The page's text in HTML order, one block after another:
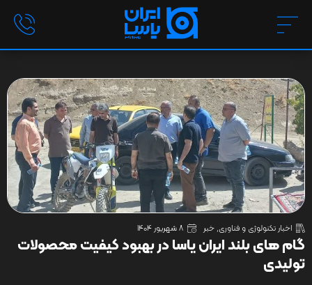
اخبار تکنولوژی و فناوری,خبر 8 شهریور 1404
گام های بلند ایران یاسا در بهبود کیفیت محصولات
تولیدی